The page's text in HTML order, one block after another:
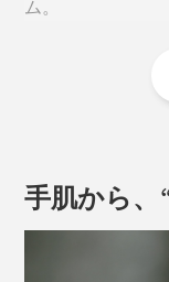
ム。
手肌から、